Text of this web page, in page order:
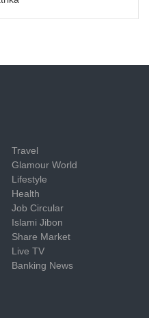
Travel
Glamour World
Lifestyle
Health
Job Circular
Islami Jibon
Share Market
Live TV
Banking News